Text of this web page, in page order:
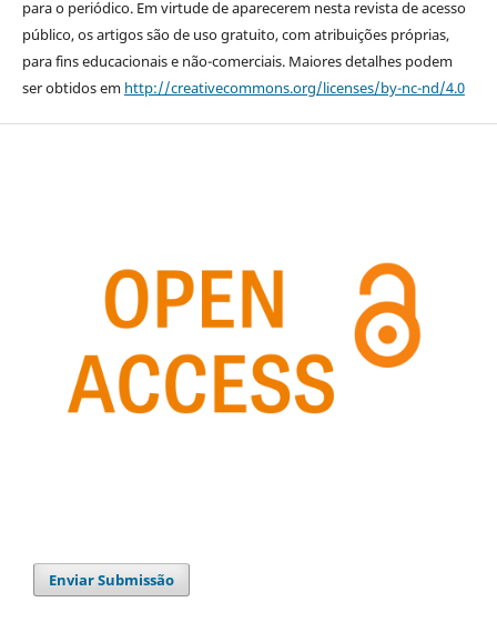
para o periódico. Em virtude de aparecerem nesta revista de acesso
público, os artigos são de uso gratuito, com atribuições próprias,
para fins educacionais e não-comerciais. Maiores detalhes podem
ser obtidos em http://creativecommons.org/licenses/by-nc-nd/4.0
Enviar Submissão